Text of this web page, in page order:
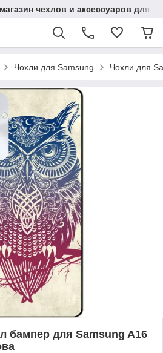
чехлов и аксессуаров для
Чохли для Samsung Чохли для
бампер для Samsung A16